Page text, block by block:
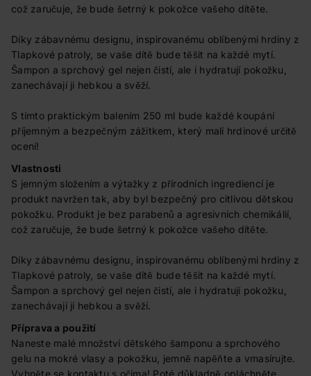
což zaručuje, že bude šetrný k pokožce vašeho dítěte.
Díky zábavnému designu, inspirovanému oblíbenými hrdiny z
Tlapkové patroly, se vaše dítě bude těšit na každé mytí.
Šampon a sprchový gel nejen čistí, ale i hydratují pokožku,
zanechávají ji hebkou a svěží.
S tímto praktickým balením 250 ml bude každé koupání
příjemným a bezpečným zážitkem, který malí hrdinové určitě
ocení!
Vlastnosti
S jemným složením a výtažky z přírodních ingrediencí je
produkt navržen tak, aby byl bezpečný pro citlivou dětskou
pokožku. Produkt je bez parabenů a agresivních chemikálií,
což zaručuje, že bude šetrný k pokožce vašeho dítěte.
Díky zábavnému designu, inspirovanému oblíbenými hrdiny z
Tlapkové patroly, se vaše dítě bude těšit na každé mytí.
Šampon a sprchový gel nejen čistí, ale i hydratují pokožku,
zanechávají ji hebkou a svěží.
Příprava a použití
Naneste malé množství dětského šamponu a sprchového
gelu na mokré vlasy a pokožku, jemně napěňte a vmasírujte.
Vyhněte se kontaktu s očima! Poté důkladně opláchněte